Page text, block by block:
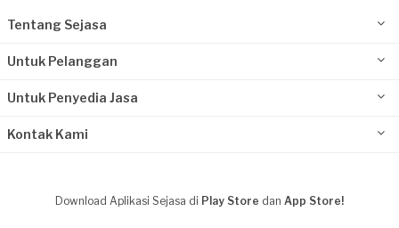
Tentang Sejasa
Untuk Pelanggan
Untuk Penyedia Jasa
Kontak Kami
Download Aplikasi Sejasa di Play Store dan App Store!